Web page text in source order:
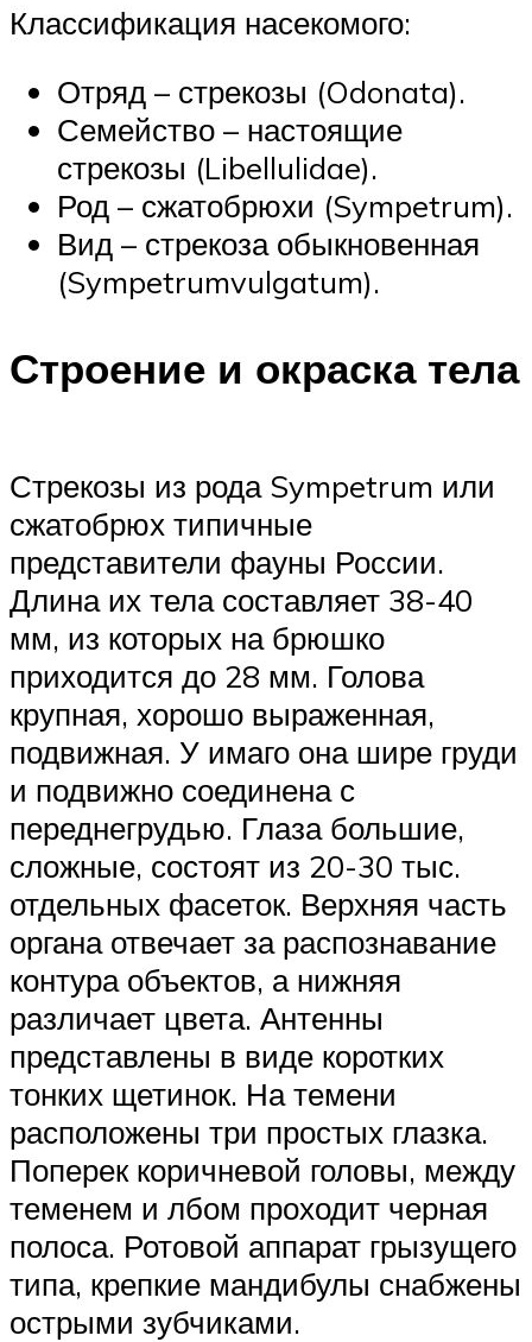
Классификация насекомого:
Отряд – стрекозы (Odonata).
Семейство – настоящие
стрекозы (Libellulidae).
Род – сжатобрюхи (Sympetrum).
Вид – стрекоза обыкновенная
(Sympetrumvulgatum).
Строение и окраска тела
Стрекозы из рода Sympetrum или
сжатобрюх типичные
представители фауны России.
Длина их тела составляет 38-40
мм, из которых на брюшко
приходится до 28 мм. Голова
крупная, хорошо выраженная,
подвижная. У имаго она шире груди
и подвижно соединена с
переднегрудью. Глаза большие,
сложные, состоят из 20-30 тыс.
отдельных фасеток. Верхняя часть
органа отвечает за распознавание
контура объектов, а нижняя
различает цвета. Антенны
представлены в виде коротких
тонких щетинок. На темени
расположены три простых глазка.
Поперек коричневой головы, между
теменем и лбом проходит черная
полоса. Ротовой аппарат грызущего
типа, крепкие мандибулы снабжены
острыми зубчиками.